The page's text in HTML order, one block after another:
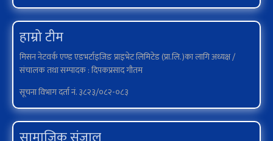
हाम्रो टीम
मिसन नेटवर्क एण्ड एडभर्टाइजिङ प्राइभेट लिमिटेड (प्रा.लि.)का लागि अध्यक्ष /
संचालक तथा सम्पादक : दिपकप्रसाद गौतम
सूचना विभाग दर्ता नं. ३८२३/०८२-०८३